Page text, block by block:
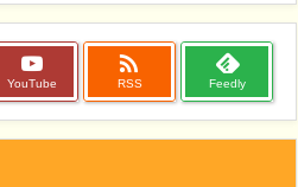
YouTube

RSS Feedly